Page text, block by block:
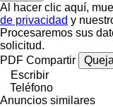
Al hacer clic aquí,
de privacidad y
Procesaremos sus
solicitud.
PDF Compartir
Queja
Escribir
Teléfono
Anuncios similares